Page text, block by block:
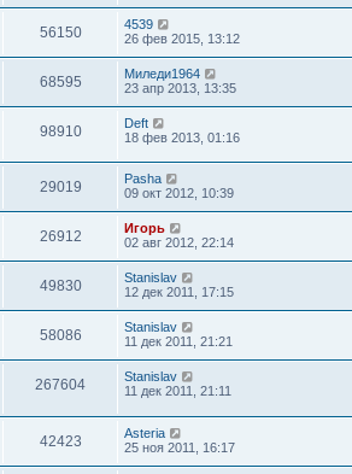
56150
4539
26 фев 2015, 13:12
68595
Миледи1964
23 апр 2013, 13:35
98910
Deft
18 фев 2013, 01:16
29019
Pasha
09 окт 2012, 10:39
26912
Игорь
02 авг 2012, 22:14
49830
Stanislav
12 дек 2011, 17:15
58086
Stanislav
11 дек 2011, 21:21
267604
Stanislav
11 дек 2011, 21:11
42423
Asteria
25 ноя 2011, 16:17